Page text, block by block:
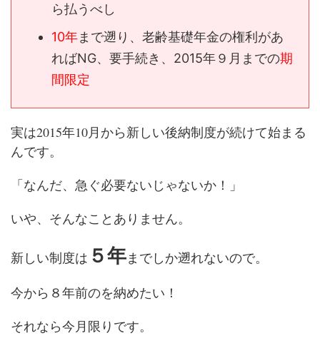
ら払うべし
10年まで遡り、老齢基礎年金の権利があ
ればNG、要手続き、2015年９月までの期
間限定
実は2015年10月から新しい後納制度が続けて始まる
んです。
「なんだ、急ぐ必要ないじゃないか！」
いや、そんなことありません。
新しい制度は ５年までしか遡れないので。
今から８年前のを納めたい！
それなら今月限りです。